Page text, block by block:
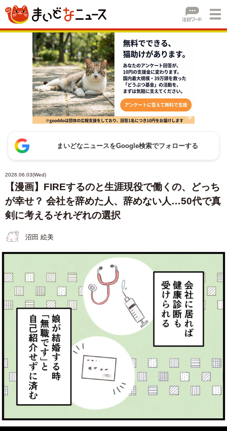
まいどなニュースをGoogle検索でフォローする
2026.06.03(Wed)
【漫画】FIREするのと生涯現役で働くの、どっち
が幸せ？ 会社を辞めた人、辞めない人…50代で真
剣に考えるそれぞれの選択
沼田 絵美